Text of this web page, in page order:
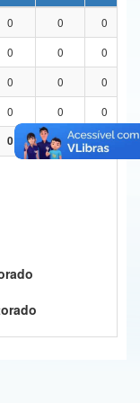
0 0 0
0 0 0
0 0 0
0 0 0
0 0 0